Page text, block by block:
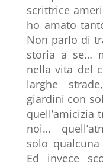
scrittrice
ho amato
Non parlo di
storia a se…
nella vita del
larghe
giardini con
quell’amicizia
noi…
solo
Ed invece